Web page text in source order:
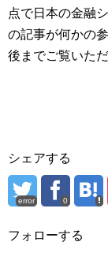
点で日本の金融
の記事が何かの
後までご覧いた
シェアする
error 0
フォローする